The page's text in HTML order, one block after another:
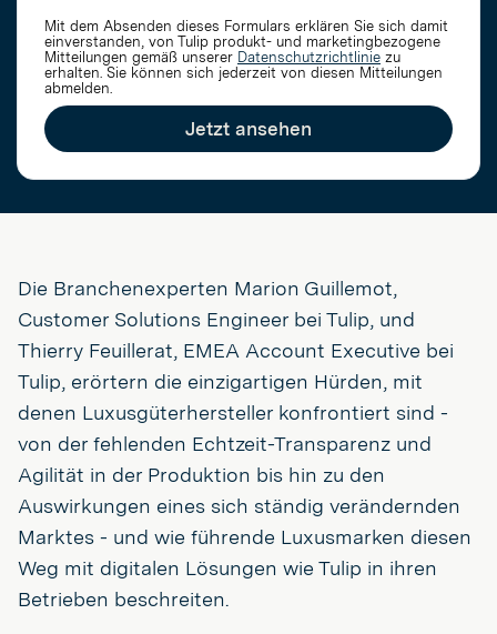
Mit dem Absenden dieses Formulars erklären Sie sich damit
einverstanden, von Tulip produkt- und marketingbezogene
Mitteilungen gemäß unserer Datenschutzrichtlinie zu
erhalten. Sie können sich jederzeit von diesen Mitteilungen
abmelden.
Jetzt ansehen
Die Branchenexperten Marion Guillemot,
Customer Solutions Engineer bei Tulip, und
Thierry Feuillerat, EMEA Account Executive bei
Tulip, erörtern die einzigartigen Hürden, mit
denen Luxusgüterhersteller konfrontiert sind -
von der fehlenden Echtzeit-Transparenz und
Agilität in der Produktion bis hin zu den
Auswirkungen eines sich ständig verändernden
Marktes - und wie führende Luxusmarken diesen
Weg mit digitalen Lösungen wie Tulip in ihren
Betrieben beschreiten.